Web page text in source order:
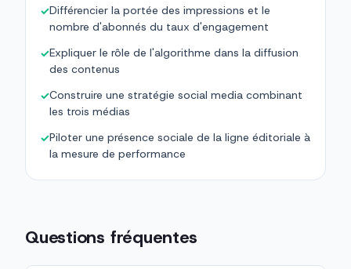
✓Différencier la portée des impressions et le
nombre d'abonnés du taux d'engagement
✓Expliquer le rôle de l'algorithme dans la diffusion
des contenus
✓Construire une stratégie social media combinant
les trois médias
✓Piloter une présence sociale de la ligne éditoriale à
la mesure de performance
Questions fréquentes